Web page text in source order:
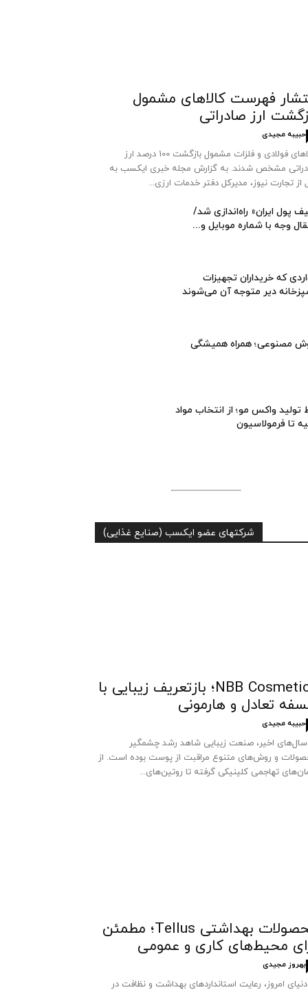
فهرست کالاهای مشمول
ارز صادراتی
حبیبه مجیدی
کالاهای فولادی و فلزات مشمول بازگشت 100 درصد ارز
مشخص شدند. به گزارش مجله خبری ایکسب به
از تجارت نیوز، مدیرکل دفتر خدمات ارزی...
پول ایران» راه‌اندازی شد/
وجه با شماره موبایل و...
که خریداران تجهیزات
دیر متوجه آن می‌شوند
مصنوعی؛ همراه همیشگی
تولید واکس مو؛ از انتخاب مواد
تا فرمولاسیون
شرکتهای عضو ایکسب (صنایع غذایی)
NBB Cosmetics؛ بازتعریف زیبایی با
تعادل و هارمونی
حبیبه مجیدی
سال‌های اخیر، صنعت زیبایی شاهد رشد چشمگیر
و روش‌های متنوع مراقبت از پوست بوده است. از
تهاجمی کلینیکی گرفته تا روتین‌های...
محصولات بهداشتی Tellus؛ مطمئن
محیط‌های کاری و عمومی
بهروز مجیدی
امروز، رعایت استانداردهای بهداشت و نظافت در